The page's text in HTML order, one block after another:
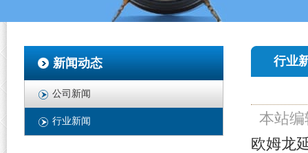
新闻动态
公司新闻
行业新闻
行业
本站
欧姆龙